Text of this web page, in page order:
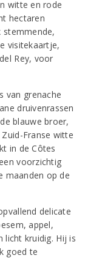
witte en rode
hectaren
stemmende,
visitekaartje,
Rey, voor
van grenache
druivenrassen
blauwe broer,
Zuid-Franse witte
in de Côtes
voorzichtig
maanden op de
delicate
appel,
licht kruidig. Hij is
goed te